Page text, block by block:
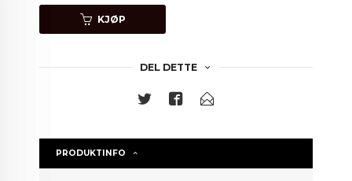
KJØP
DEL DETTE
PRODUKTINFO